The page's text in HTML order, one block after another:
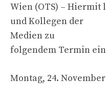
Wien (OTS) –
und Kollegen der
Medien zu
folgendem Termin
Montag, 24. November